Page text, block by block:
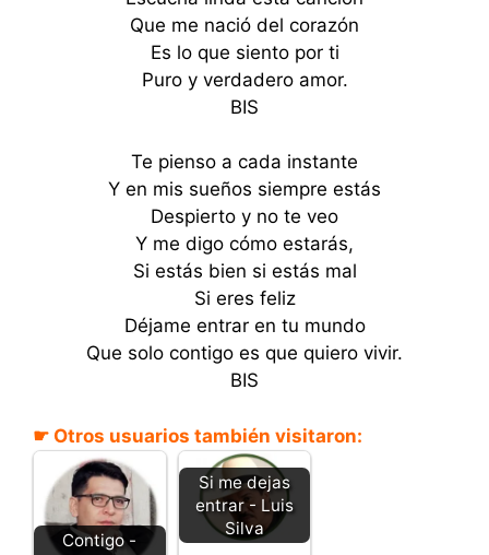
Que me nació del corazón
Es lo que siento por ti
Puro y verdadero amor.
BIS
Te pienso a cada instante
Y en mis sueños siempre estás
Despierto y no te veo
Y me digo cómo estarás,
Si estás bien si estás mal
Si eres feliz
Déjame entrar en tu mundo
Que solo contigo es que quiero vivir.
BIS
☛ Otros usuarios también visitaron:
Contigo -
Si me dejas
entrar - Luis
Silva